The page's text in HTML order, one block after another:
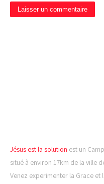
Jésus est la solution est un
situé à environ 17km de la ville
Venez experimenter la Grace et